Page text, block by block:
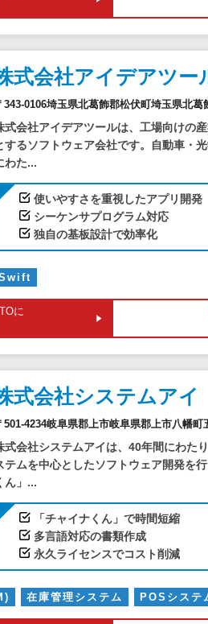
式会社アイデアツー
343-0106埼玉県北葛飾郡松伏町埼玉県北葛
式会社アイデアツールは、工場向けの
するソフトウェア会社です。自動車・
わた...
使いやすさを重視したアプリ開発
シーケンサプログラム対応
独自の基板設計で効率化
に
式会社システムアイ
501-4234岐阜県郡上市岐阜県郡上市八幡町
式会社システムアイは、40年間にわた
テムを中心としたソフトウェア開発を
ん」...
「チャイナくん」で時間短縮
多言語対応の書類作成
永久ライセンスでコスト削減
在庫管理システム POSシステ